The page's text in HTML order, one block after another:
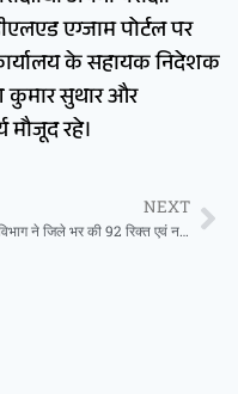
एग्जाम पोर्टल पर
के सहायक निदेशक
सुथार और
रहे।
NEXT
रसद विभाग ने जिले भर की 92 रिक्त एवं नवसृजित उचित मूल्य दुकानों के लिए आवेदन पत्र किए आमंत्रित